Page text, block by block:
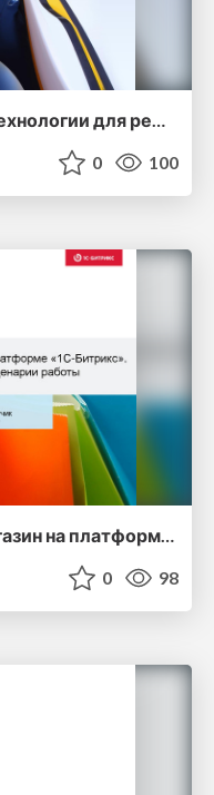
"Современные интернет-технологии для решения бизнес-задач" [Любовь Бормотова]
0 100
0 98